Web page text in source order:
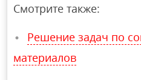
Смотрите также:
Решение задач по
материалов